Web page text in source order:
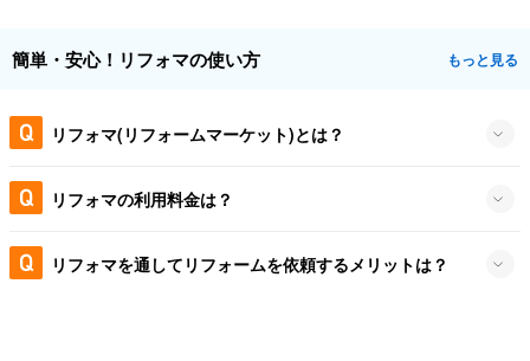
簡単・安心！リフォマの使い方 もっと見る
リフォマ(リフォームマーケット)とは？
リフォマの利用料金は？
リフォマを通してリフォームを依頼するメリットは？